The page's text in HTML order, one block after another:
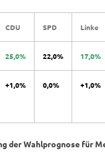
CDU SPD Linke
25,0% 22,0% 17,0%
+1,0% 0,0% +1,0%
der Wahlprognose für